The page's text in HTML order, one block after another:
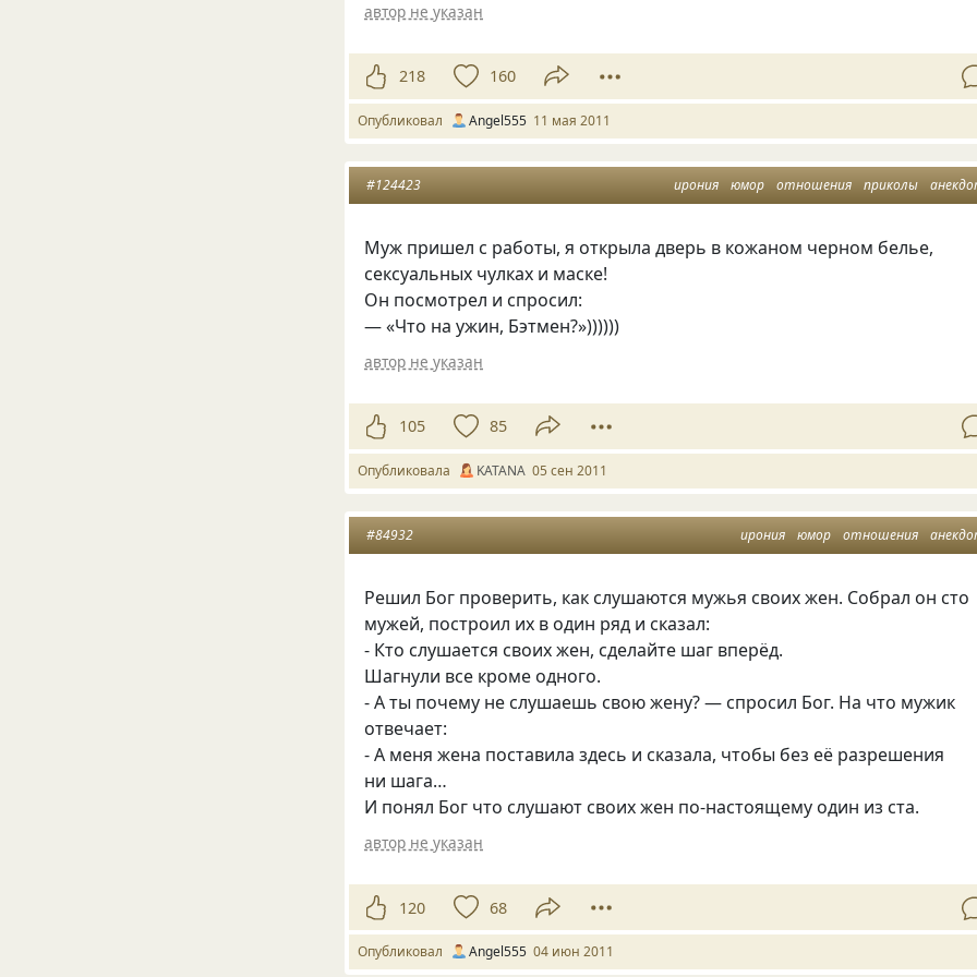
автор не указан
218 160
Опубликовал Аngel555 11 мая 2011
ирония юмор отношения приколы
#124423
Муж пришел с работы, я открыла дверь в кожаном черном белье,
сексуальных чулках и маске!
Он посмотрел и спросил:
— «Что на ужин, Бэтмен?»))))))
автор не указан
105 85
Опубликовала KATANA 05 сен 2011
ирония юмор отношения
#84932
Решил Бог проверить, как слушаются мужья своих жен. Собрал он сто
мужей, построил их в один ряд и сказал:
- Кто слушается своих жен, сделайте шаг вперёд.
Шагнули все кроме одного.
- А ты почему не слушаешь свою жену? — спросил Бог. На что мужик
отвечает:
- А меня жена поставила здесь и сказала, чтобы без её разрешения
ни шага…
И понял Бог что слушают своих жен по-настоящему один из ста.
автор не указан
120 68
Опубликовал Аngel555 04 июн 2011